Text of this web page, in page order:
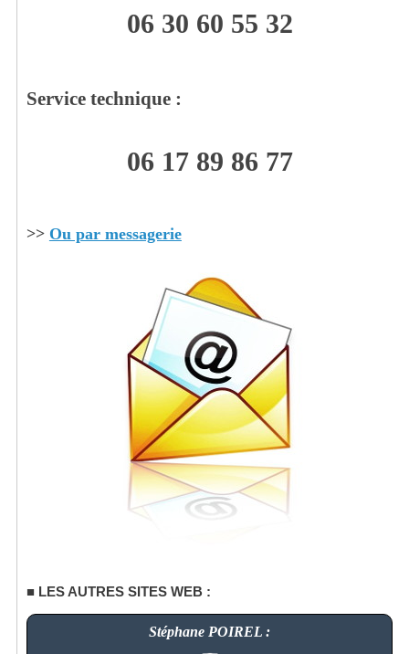
06 30 60 55 32
Service technique :
06 17 89 86 77
>> Ou par messagerie
LES AUTRES SITES WEB :
Stéphane POIREL :